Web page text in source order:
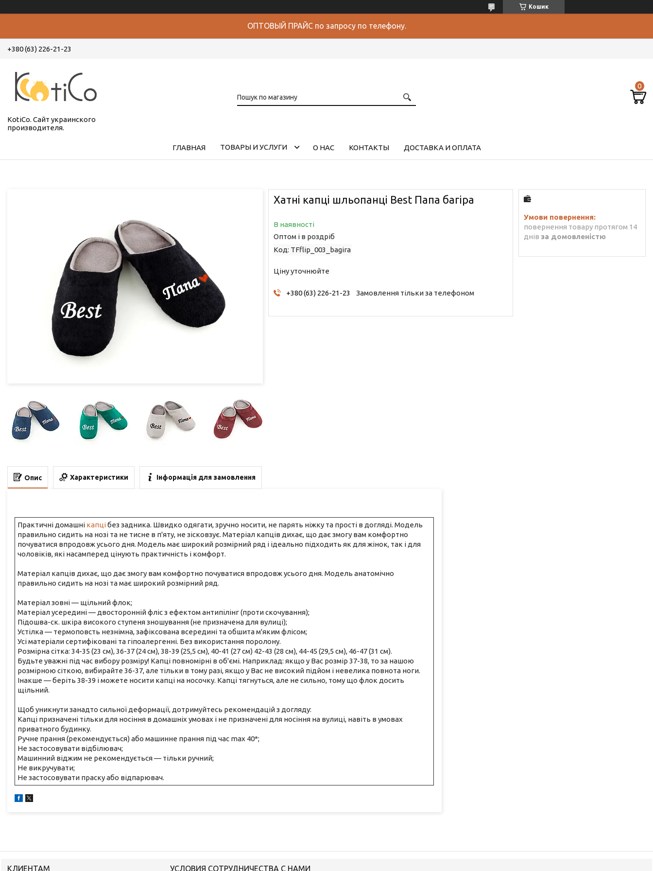
Кошик
ОПТОВЫЙ ПРАЙС по запросу по телефону.
+380 (63) 226-21-23
KotiCo. Сайт украинского
производителя.
ГЛАВНАЯ ТОВАРЫ И УСЛУГИ О НАС КОНТАКТЫ ДОСТАВКА И ОПЛАТА
Хатні капці шльопанці Best Папа багіра
В наявності
Оптом і в роздріб
Код: TFflip_003_bagira
Ціну уточнюйте
+380 (63) 226-21-23 Замовлення тільки за телефоном
повернення товару протягом 14
днів за домовленістю
Опис Характеристики Інформація для замовлення
Практичні домашні капцібез задника. Швидко одягати, зручно носити, не парять ніжку та прості в догляді. Модель
правильно сидить на нозі та не тисне в п'яту, не зісковзує. Матеріал капців дихає, що дає змогу вам комфортно
почуватися впродовж усього дня. Модель має широкий розмірний ряд і ідеально підходить як для жінок, так і для
чоловіків, які насамперед цінують практичність і комфорт.
Матеріал капців дихає, що дає змогу вам комфортно почуватися впродовж усього дня. Модель анатомічно
правильно сидить на нозі та має широкий розмірний ряд.
Матеріал зовні — щільний флок;
Матеріал усередині — двосторонній фліс з ефектом антипілінг (проти скочування);
Підошва-ск. шкіра високого ступеня зношування (не призначена для вулиці);
Устілка — термоповсть незнімна, зафіксована всередині та обшита м'яким флісом;
Усі матеріали сертифіковані та гіпоалергенні. Без використання поролону.
Розмірна сітка: 34-35 (23 см), 36-37 (24 см), 38-39 (25,5 см), 40-41 (27 см) 42-43 (28 см), 44-45 (29,5 см), 46-47 (31 см).
Будьте уважні під час вибору розміру! Капці повномірні в об'ємі. Наприклад: якщо у Вас розмір 37-38, то за нашою
розмірною сіткою, вибирайте 36-37, але тільки в тому разі, якщо у Вас не високий підйом і невелика повнота ноги.
Інакше — беріть 38-39 і можете носити капці на носочку. Капці тягнуться, але не сильно, тому що флок досить
щільний.
Щоб уникнути занадто сильної деформації, дотримуйтесь рекомендацій з догляду:
Капці призначені тільки для носіння в домашніх умовах і не призначені для носіння на вулиці, навіть в умовах
приватного будинку.
Ручне прання (рекомендується) або машинне прання під час max 40*;
Не застосовувати відбілювач;
Машинний віджим не рекомендується — тільки ручний;
Не викручувати;
Не застосовувати праску або відпарювач.
КЛИЕНТАМ УСЛОВИЯ СОТРУДНИЧЕСТВА С НАМИ